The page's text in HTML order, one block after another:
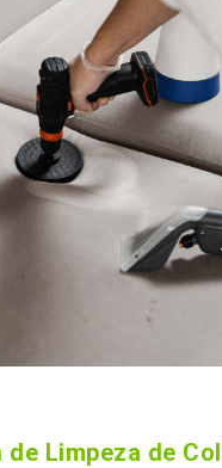
de Limpeza de